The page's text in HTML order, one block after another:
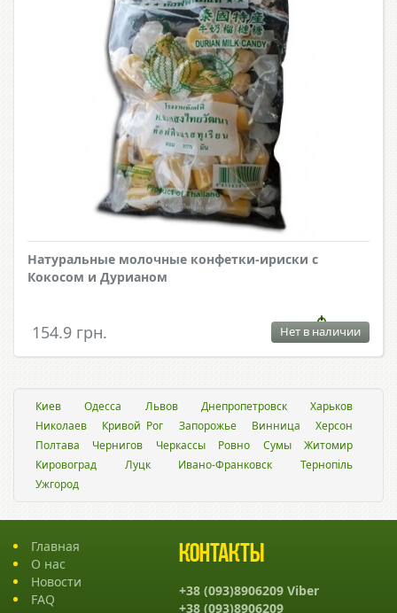
Натуральные молочные конфетки-ириски с
Кокосом и Дурианом
154.9 грн. Нет в наличии
Киев Одесса Львов Днепропетровск
Харьков
Николаев
Кривой Рог Запорожье Винница
Херсон
Полтава
Чернигов Черкассы Ровно Сумы
Житомир
Кировоград
Луцк Ивано-Франковск
Тернопіль
Ужгород
Главная
О нас
Новости
FAQ
Контакты
+38 (093)8906209 Viber
+38 (093)8906209